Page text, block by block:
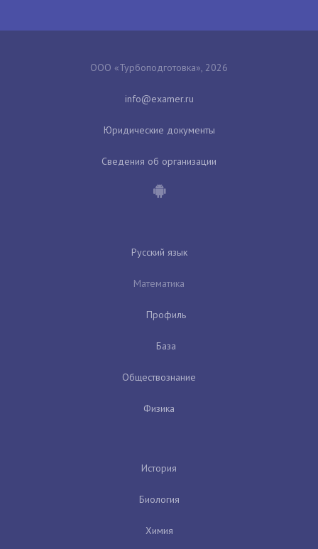
ООО «Турбоподготовка», 2026
Юридические документы
Сведения об организации
Русский язык
Математика
Профиль
База
Обществознание
Физика
История
Биология
Химия